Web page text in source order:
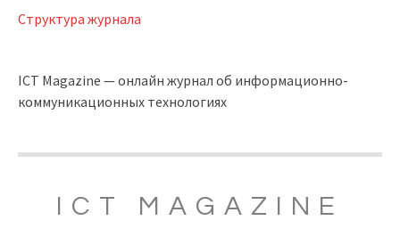
Структура журнала
ICT Magazine — онлайн журнал об информационно-
коммуникационных технологиях
ICT MAGAZINE